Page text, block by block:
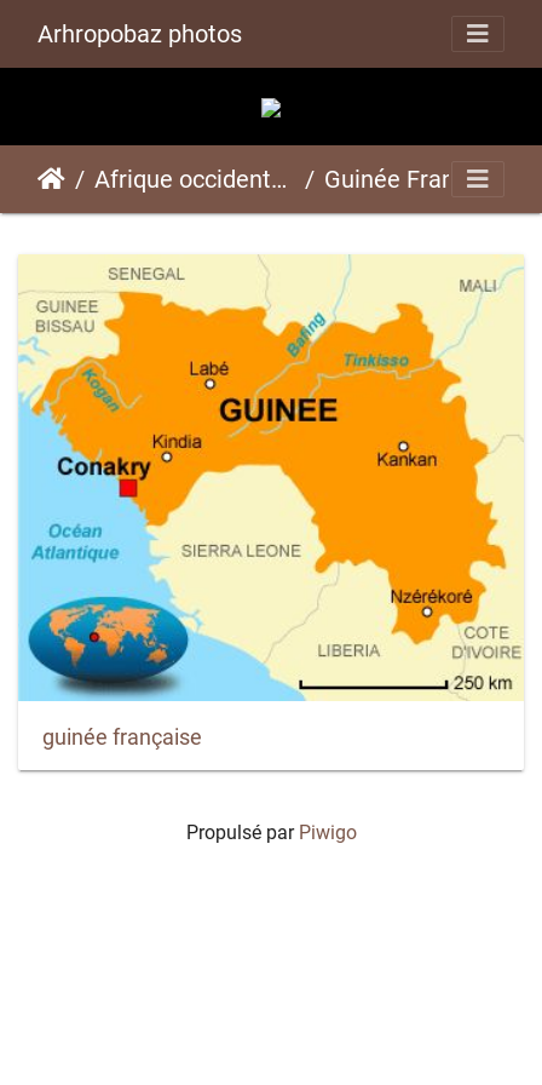
Arhropobaz photos
Afrique occidentale Guinée Française
guinée française
Propulsé par Piwigo